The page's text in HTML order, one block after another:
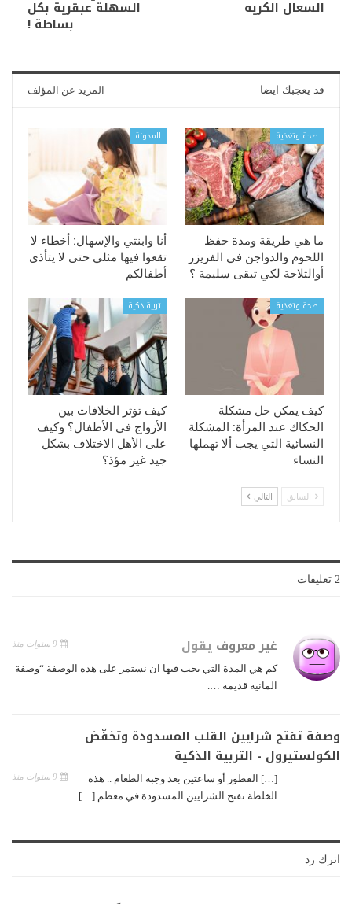
السعال الكريه السهلة عبقرية بكل
بساطة !
قد يعجبك ايضا المزيد عن المؤلف
صحة وتغذية
ما هي طريقة ومدة حفظ
اللحوم والدواجن في الفريزر
أوالثلاجة لكي تبقى سليمة ؟
المدونة
أنا وابنتي والإسهال: أخطاء لا
تقعوا فيها مثلي حتى لا يتأذى
أطفالكم
صحة وتغذية
كيف يمكن حل مشكلة
الحكاك عند المرأة: المشكلة
النسائية التي يجب ألا تهملها
النساء
تربية ذكية
كيف تؤثر الخلافات بين
الأزواج في الأطفال؟ وكيف
على الأهل الاختلاف بشكل
جيد غير مؤذ؟
السابق التالي
2 تعليقات
غير معروف يقول
كم هي المدة التي يجب فيها ان نستمر على هذه الوصفة “وصفة
المانية قديمة ….
وصفة تفتح شرايين القلب المسدودة وتخفّض
الكولستيرول - التربية الذكية
[…] الفطور أو ساعتين بعد وجبة الطعام .. هذه
الخلطة تفتح الشرايين المسدودة في معظم […]
اترك رد